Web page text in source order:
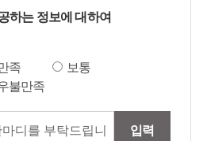
하는 정보에 대하여
족
보통
불만족
입력